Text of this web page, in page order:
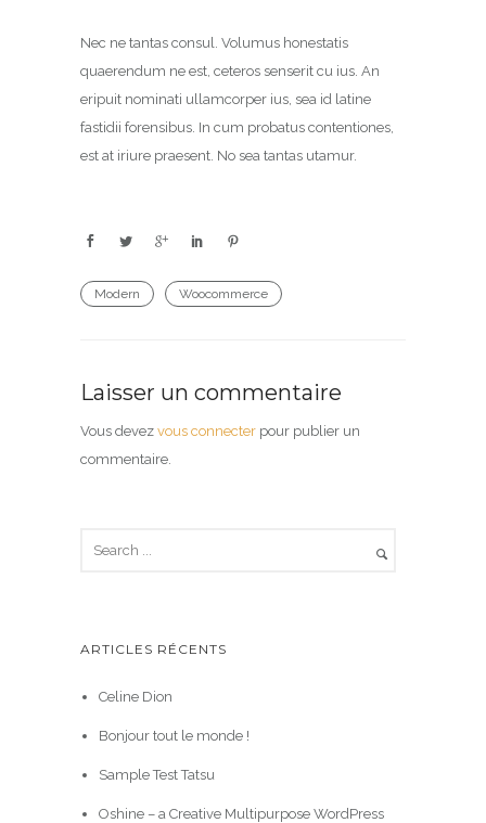
Nec ne tantas consul. Volumus honestatis
quaerendum ne est, ceteros senserit cu ius. An
eripuit nominati ullamcorper ius, sea id latine
fastidii forensibus. In cum probatus contentiones,
est at iriure praesent. No sea tantas utamur.
Modern Woocommerce
Laisser un commentaire
Vous devez vous connecter pour publier un
commentaire.
ARTICLES RÉCENTS
Celine Dion
Bonjour tout le monde !
Sample Test Tatsu
Oshine – a Creative Multipurpose WordPress